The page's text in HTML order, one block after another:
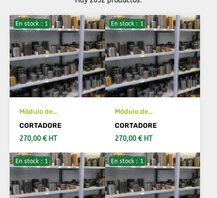
En stock : 1
Módulo de
herramientas de
cuchillo 2.5 Acabado
20°
CORTADORE
270,00 € HT
AÑADIR AL CARRITO
En stock : 1
Módulo de
herramientas de
cuchillo 5 Acabado 20°
CORTADORE
270,00 € HT
AÑADIR AL CARRITO
En stock : 1 En stock : 1